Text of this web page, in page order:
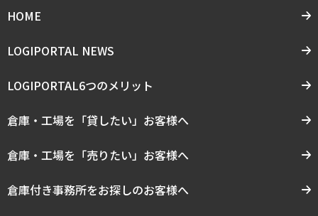
HOME
LOGIPORTAL NEWS
LOGIPORTAL6つのメリット
倉庫・工場を「貸したい」お客様へ
倉庫・工場を「売りたい」お客様へ
倉庫付き事務所をお探しのお客様へ